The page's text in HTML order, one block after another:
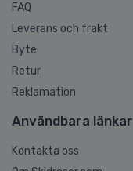
FAQ
Leverans och frakt
Byte
Retur
Reklamation
Användbara länkar
Kontakta oss